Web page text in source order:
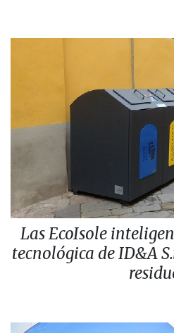
Las EcoIsole
tecnológica de ID&A